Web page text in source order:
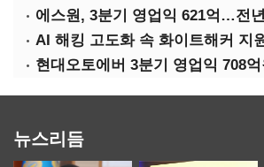
에스원, 3분기 영업익 621억…전
뉴스리듬